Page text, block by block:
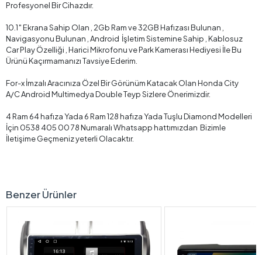
Profesyonel Bir Cihazdır.
10.1″ Ekrana Sahip Olan , 2Gb Ram ve 32GB Hafızası Bulunan ,
Navigasyonu Bulunan , Android İşletim Sistemine Sahip , Kablosuz
Car Play Özelliği , Harici Mikrofonu ve Park Kamerası Hediyesi İle Bu
Ürünü Kaçırmamanızı Tavsiye Ederim.
For-x İmzalı Aracınıza Özel Bir Görünüm Katacak Olan Honda City
A/C Android Multimedya Double Teyp Sizlere Önerimizdir.
4 Ram 64 hafıza Yada 6 Ram 128 hafıza Yada Tuşlu Diamond Modelleri
İçin 0538 405 00 78 Numaralı Whatsapp hattımızdan Bizimle
İletişime Geçmeniz yeterli Olacaktır.
Benzer Ürünler